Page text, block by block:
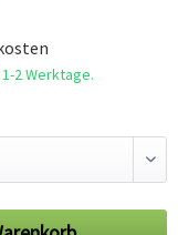
2 Werktage.